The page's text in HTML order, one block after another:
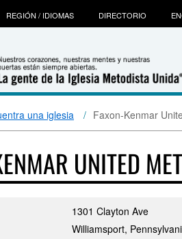
REGIÓN / IDIOMAS DIRECTORIO
una iglesia Faxon-Kenmar
UNITED
1301 Clayton Ave
Williamsport,